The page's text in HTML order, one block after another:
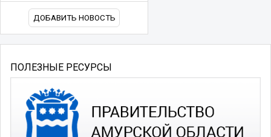
ДОБАВИТЬ НОВОСТЬ
ПОЛЕЗНЫЕ РЕСУРСЫ